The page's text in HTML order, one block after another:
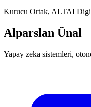
Kurucu Ortak, ALTAI
Alparslan Ünal
Yapay zeka sistemleri,